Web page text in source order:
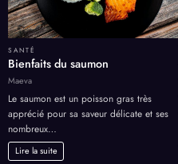
SANTÉ
Bienfaits du saumon
Maeva
Le saumon est un poisson gras très
apprécié pour sa saveur délicate et ses
nombreux…
Lire la suite